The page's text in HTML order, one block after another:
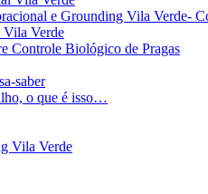
e Grounding Vila Verde-
Verde
Controle Biológico de Pragas
saber
o que é isso…
Vila Verde